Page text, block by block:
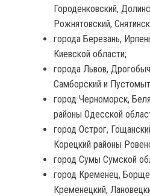
Городенковский,
Рожнятовский,
города Березань,
Киевской области;
города Львов,
Самборский и
город Черноморск,
районы Одесской
город Острог,
Корецкий районы
город Сумы Сумской
город Кременец,
Кременецкий,